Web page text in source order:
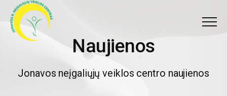
Naujienos
Naujienos
Jonavos neįgaliųjų veiklos centro naujienos